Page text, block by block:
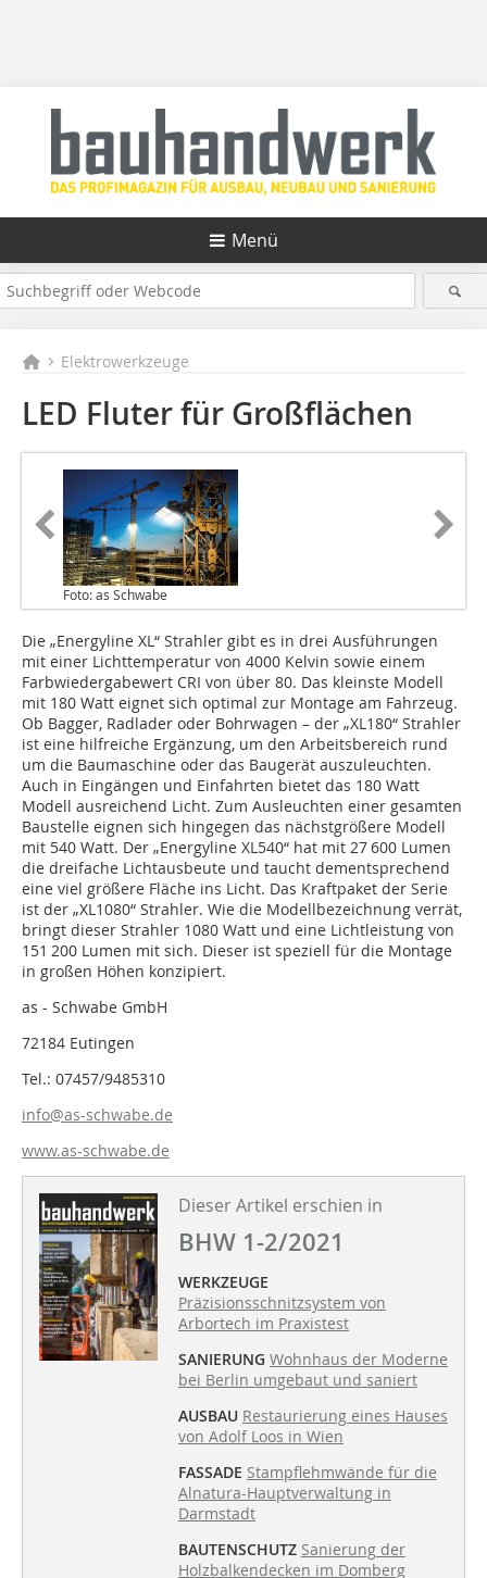
Menü
Elektrowerkzeuge
LED Fluter für Großflächen
Foto: as Schwabe
Die „Energyline XL“ Strahler gibt es in drei Ausführungen
mit einer Lichttemperatur von 4000 Kelvin sowie einem
Farbwiedergabewert CRI von über 80. Das kleinste Modell
mit 180 Watt eignet sich optimal zur Montage am Fahrzeug.
Ob Bagger, Radlader oder Bohrwagen – der „XL180“ Strahler
ist eine hilfreiche Ergänzung, um den Arbeitsbereich rund
um die Baumaschine oder das Baugerät auszuleuchten.
Auch in Eingängen und Einfahrten bietet das 180 Watt
Modell ausreichend Licht. Zum Ausleuchten einer gesamten
Baustelle eignen sich hingegen das nächstgrößere Modell
mit 540 Watt. Der „Energyline XL540“ hat mit 27 600 Lumen
die dreifache Lichtausbeute und taucht dementsprechend
eine viel größere Fläche ins Licht. Das Kraftpaket der Serie
ist der „XL1080“ Strahler. Wie die Modellbezeichnung verrät,
bringt dieser Strahler 1080 Watt und eine Lichtleistung von
151 200 Lumen mit sich. Dieser ist speziell für die Montage
in großen Höhen konzipiert.
as - Schwabe GmbH
72184 Eutingen
Tel.: 07457/9485310
info@as-schwabe.de
www.as-schwabe.de
Dieser Artikel erschien in
BHW 1-2/2021
WERKZEUGE
Präzisionsschnitzsystem von
Arbortech im Praxistest
SANIERUNG Wohnhaus der Moderne
bei Berlin umgebaut und saniert
AUSBAU Restaurierung eines Hauses
von Adolf Loos in Wien
FASSADE Stampflehmwände für die
Alnatura-Hauptverwaltung in
Darmstadt
BAUTENSCHUTZ Sanierung der
Holzbalkendecken im Domberg